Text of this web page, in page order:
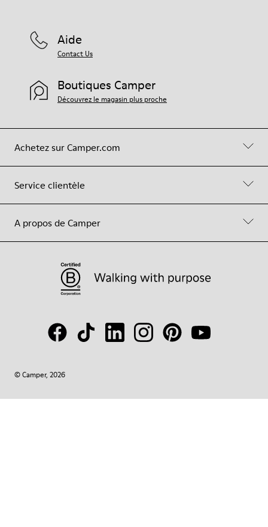
Achetez sur Camper.com
Service clientèle
A propos de Camper
Aide
Contact Us
Boutiques Camper
Découvrez le magasin plus proche
© Camper, 2026